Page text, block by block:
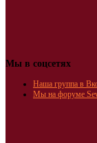
Мы в соцсетях
Наша группа в
Мы на форуме